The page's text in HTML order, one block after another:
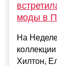
моды в
На
Хилтон,